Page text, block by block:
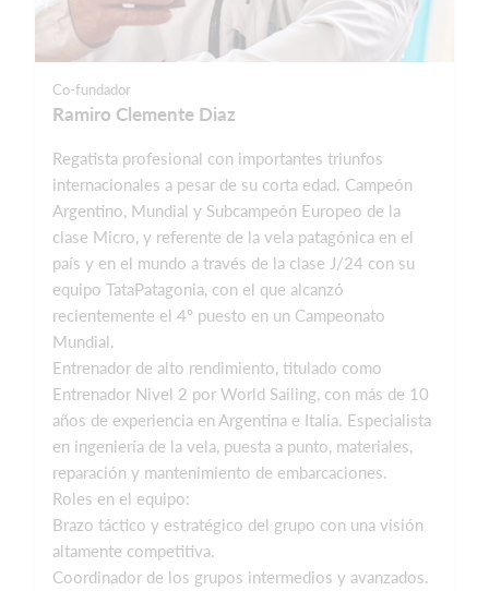
Co-fundador
Ramiro Clemente Diaz
Regatista profesional con importantes triunfos
internacionales a pesar de su corta edad. Campeón
Argentino, Mundial y Subcampeón Europeo de la
clase Micro, y referente de la vela patagónica en el
país y en el mundo a través de la clase J/24 con su
equipo TataPatagonia, con el que alcanzó
recientemente el 4º puesto en un Campeonato
Mundial.
Entrenador de alto rendimiento, titulado como
Entrenador Nivel 2 por World Sailing, con más de 10
años de experiencia en Argentina e Italia. Especialista
en ingeniería de la vela, puesta a punto, materiales,
reparación y mantenimiento de embarcaciones.
Roles en el equipo:
Brazo táctico y estratégico del grupo con una visión
altamente competitiva.
Coordinador de los grupos intermedios y avanzados.